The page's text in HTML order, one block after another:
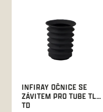
INFIRAY OČNICE SE
ZÁVITEM PRO TUBE TL,
TD